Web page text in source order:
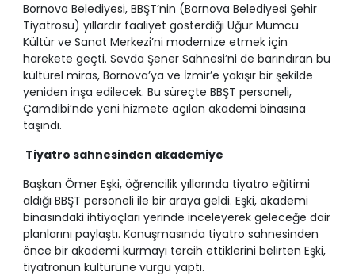
Bornova Belediyesi, BBŞT’nin (Bornova Belediyesi Şehir
Tiyatrosu) yıllardır faaliyet gösterdiği Uğur Mumcu
Kültür ve Sanat Merkezi’ni modernize etmek için
harekete geçti. Sevda Şener Sahnesi’ni de barındıran bu
kültürel miras, Bornova’ya ve İzmir’e yakışır bir şekilde
yeniden inşa edilecek. Bu süreçte BBŞT personeli,
Çamdibi’nde yeni hizmete açılan akademi binasına
taşındı.
Tiyatro sahnesinden akademiye
Başkan Ömer Eşki, öğrencilik yıllarında tiyatro eğitimi
aldığı BBŞT personeli ile bir araya geldi. Eşki, akademi
binasındaki ihtiyaçları yerinde inceleyerek geleceğe dair
planlarını paylaştı. Konuşmasında tiyatro sahnesinden
önce bir akademi kurmayı tercih ettiklerini belirten Eşki,
tiyatronun kültürüne vurgu yaptı.